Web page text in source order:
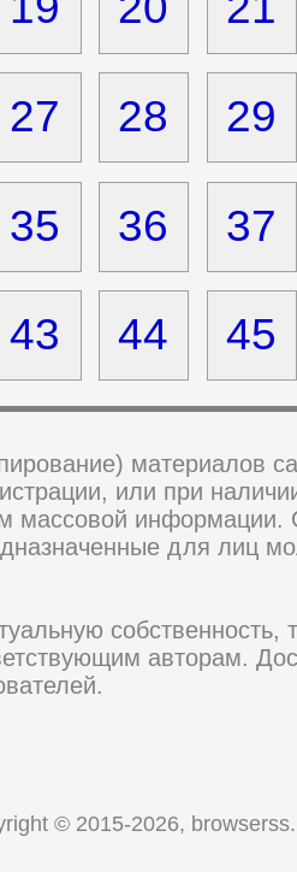
материалов
или при
массовой информации.
для лиц
собственность,
авторам.
© 2015-2026,
27 29
28
35 36 37
43 44 45